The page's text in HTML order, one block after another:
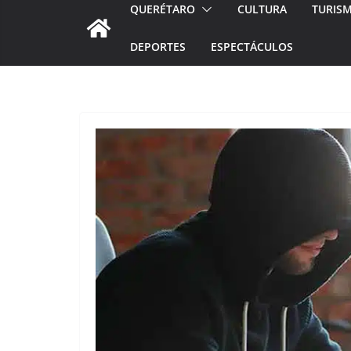
QUERÉTARO CULTURA
DEPORTES ESPECTÁCULOS